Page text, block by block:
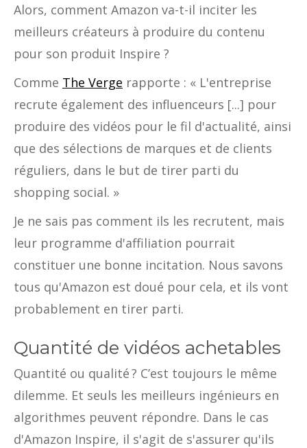
Alors, comment Amazon va-t-il inciter les
meilleurs créateurs à produire du contenu
pour son produit Inspire ?
Comme The Verge rapporte : « L'entreprise
recrute également des influenceurs [...] pour
produire des vidéos pour le fil d'actualité, ainsi
que des sélections de marques et de clients
réguliers, dans le but de tirer parti du
shopping social. »
Je ne sais pas comment ils les recrutent, mais
leur programme d'affiliation pourrait
constituer une bonne incitation. Nous savons
tous qu'Amazon est doué pour cela, et ils vont
probablement en tirer parti.
Quantité de vidéos achetables
Quantité ou qualité ? C’est toujours le même
dilemme. Et seuls les meilleurs ingénieurs en
algorithmes peuvent répondre. Dans le cas
d'Amazon Inspire, il s'agit de s'assurer qu'ils